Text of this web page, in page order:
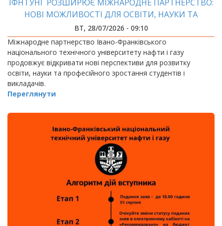
ІФНТУНГ РОЗШИРЮЄ МІЖНАРОДНЕ ПАРТНЕРСТВО:
НОВІ МОЖЛИВОСТІ ДЛЯ ОСВІТИ, НАУКИ ТА
АКАДЕМІЧНОЇ МОБІЛЬНОСТІ
ВТ, 28/07/2026 - 09:10
Міжнародне партнерство Івано-Франківського
національного технічного університету нафти і газу
продовжує відкривати нові перспективи для розвитку
освіти, науки та професійного зростання студентів і
викладачів.
Переглянути